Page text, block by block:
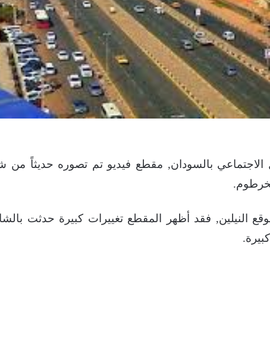
الاجتماعي بالسودان, مقطع فيديو تم تصوره حديثاً من
النيلين, فقد أظهر المقطع تغييرات كبيرة حدثت